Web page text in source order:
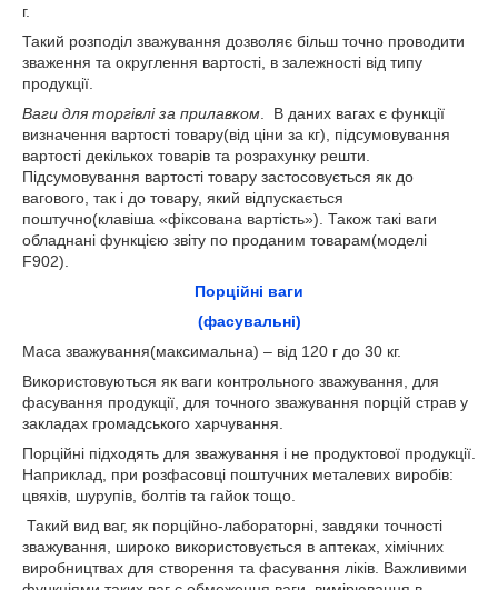
г.
Такий розподіл зважування дозволяє більш точно проводити
зваження та округлення вартості, в залежності від типу
продукції.
Ваги для торгівлі за прилавком . В даних вагах є функції
визначення вартості товару(від ціни за кг), підсумовування
вартості декількох товарів та розрахунку решти.
Підсумовування вартості товару застосовується як до
вагового, так і до товару, який відпускається
поштучно(клавіша «фіксована вартість»). Також такі ваги
обладнані функцією звіту по проданим товарам(моделі
F902).
Порційні ваги
(фасувальні)
Маса зважування(максимальна) – від 120 г до 30 кг.
Використовуються як ваги контрольного зважування, для
фасування продукції, для точного зважування порцій страв у
закладах громадського харчування.
Порційні підходять для зважування і не продуктової продукції.
Наприклад, при розфасовці поштучних металевих виробів:
цвяхів, шурупів, болтів та гайок тощо.
Такий вид ваг, як порційно-лабораторні, завдяки точності
зважування, широко використовується в аптеках, хімічних
виробництвах для створення та фасування ліків. Важливими